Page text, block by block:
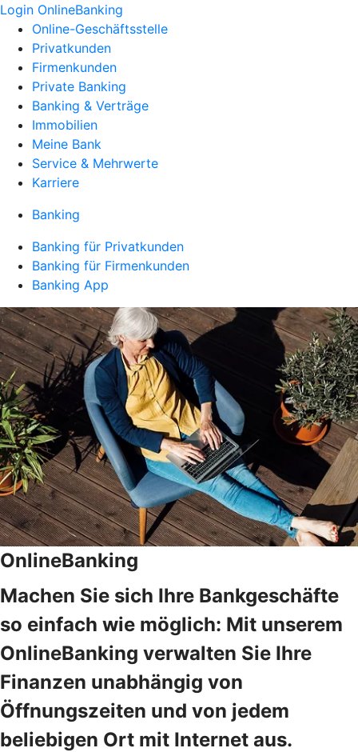
Login OnlineBanking
Online-Geschäftsstelle
Privatkunden
Firmenkunden
Private Banking
Banking & Verträge
Immobilien
Meine Bank
Service & Mehrwerte
Karriere
Banking
Banking für Privatkunden
Banking für Firmenkunden
Banking App
OnlineBanking
Machen Sie sich Ihre Bankgeschäfte
so einfach wie möglich: Mit unserem
OnlineBanking verwalten Sie Ihre
Finanzen unabhängig von
Öffnungszeiten und von jedem
beliebigen Ort mit Internet aus.